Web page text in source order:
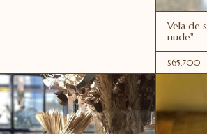
Vela de
nude"
$65.700